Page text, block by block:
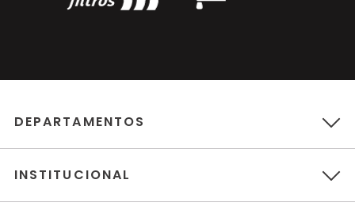
DEPARTAMENTOS
INSTITUCIONAL